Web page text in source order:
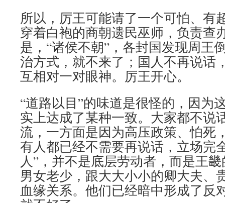
所以，厉王可能请了一个可怕、有
穿着白袍的商朝遗民巫师，负责查
是，“诸侯不朝”，各封国发现周王
治方式，就不来了；国人不再说话
互相对一对眼神。厉王开心。
“道路以目”的味道是很怪的，因为
实上达成了某种一致。大家都不说
流，一方面是因为高压政策、怕死
有人都已经不需要再说话，立场完
人”，并不是底层劳动者，而是王
男女老少，跟大大小小的卿大夫、
血缘关系。他们已经暗中形成了反